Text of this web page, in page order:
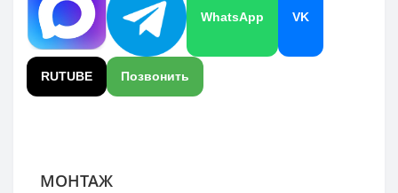
WhatsApp VK
RUTUBE Позвонить
МОНТАЖ